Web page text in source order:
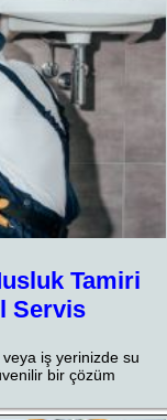
Tamiri
Servis
iş yerinizde su
bir çözüm